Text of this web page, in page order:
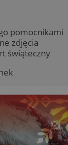
pomocnikami
zdjęcia
świąteczny